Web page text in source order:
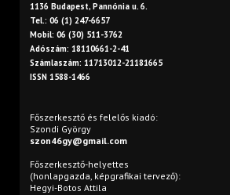
1136 Budapest, Pannónia u. 6.
Tel.: 06 (1) 247-6657
Mobil: 06 (30) 511-3762
Adószám: 18110661-2-41
Számlaszám: 11713012-21181665
ISSN 1588-1466
Főszerkesztő és felelős kiadó:
Szondi György
szon46gy@gmail.com
Főszerkesztő-helyettes
(honlapgazda, képgrafikai tervező):
Hegyi-Botos Attila